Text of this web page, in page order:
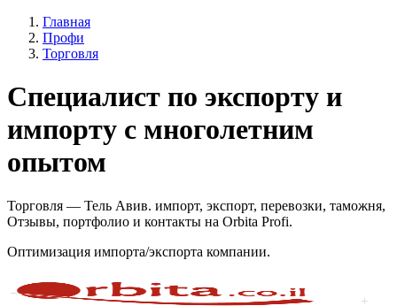
Главная
Профи
Торговля
Специалист по экспорту и
импорту с многолетним
опытом
Торговля — Тель Авив. импорт, экспорт, перевозки, таможня,
Отзывы, портфолио и контакты на Orbita Profi.
Оптимизация импорта/экспорта компании.
+